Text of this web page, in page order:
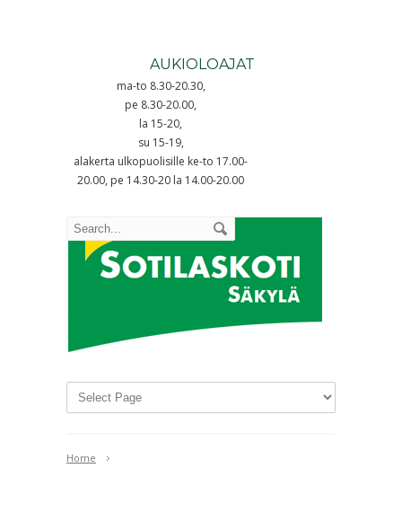
AUKIOLOAJAT
ma-to 8.30-20.30,
pe 8.30-20.00,
la 15-20,
su 15-19,
alakerta ulkopuolisille ke-to 17.00-
20.00, pe 14.30-20 la 14.00-20.00
Home